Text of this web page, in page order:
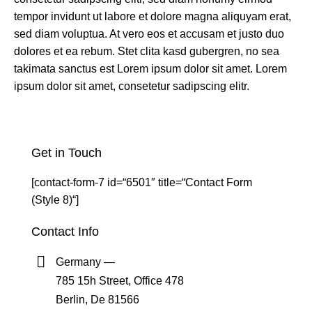
tempor invidunt ut labore et dolore magna aliquyam erat,
sed diam voluptua. At vero eos et accusam et justo duo
dolores et ea rebum. Stet clita kasd gubergren, no sea
takimata sanctus est Lorem ipsum dolor sit amet. Lorem
ipsum dolor sit amet, consetetur sadipscing elitr.
Get in Touch
[contact-form-7 id=“6501″ title=“Contact Form
(Style 8)“]
Contact Info
Germany —
785 15h Street, Office 478
Berlin, De 81566